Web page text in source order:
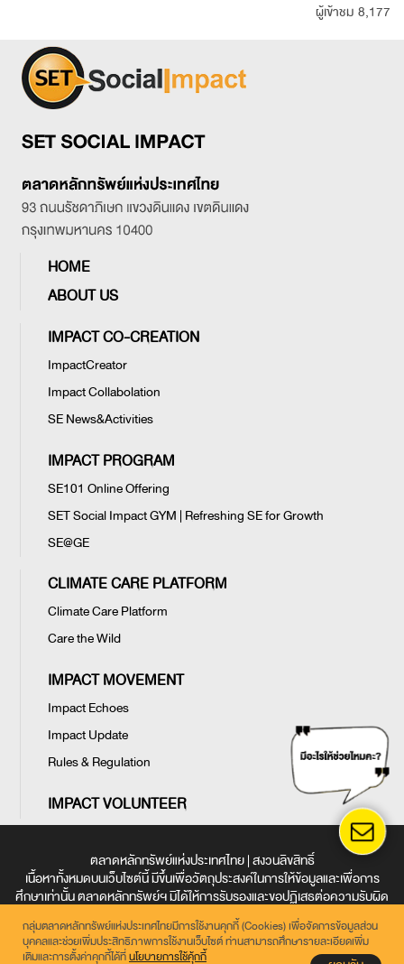
กลุ่มตลาดหลักทรัพย์แห่งประเทศไทยมีการใช้งานคุกกี้ (Cookies) เพื่อจัดการข้อมูลส่วน
บุคคลและช่วยเพิ่มประสิทธิภาพการใช้งานเว็บไซต์ ท่านสามารถศึกษารายละเอียดเพิ่ม
เติมและการตั้งค่าคุกกี้ได้ที่นโยบายการใช้คุ้กกี้
ผู้เข้าชม 8,177
HOME
ABOUT US
IMPACT CO-CREATION
ImpactCreator
Impact Collabolation
SE News&Activities
IMPACT PROGRAM
SE101 Online Offering
SET Social Impact GYM | Refreshing SE for Growth
SE@GE
CLIMATE CARE PLATFORM
Climate Care Platform
Care the Wild
IMPACT MOVEMENT
Impact Echoes
Impact Update
Rules & Regulation
IMPACT VOLUNTEER
ตลาดหลักทรัพย์แห่งประเทศไทย | สงวนลิขสิทธิ์
เนื้อหาทั้งหมดบนเว็บไซต์นี้ มีขึ้นเพื่อวัตถุประสงค์ในการให้ข้อมูลและเพื่อการ
ศึกษาเท่านั้น ตลาดหลักทรัพย์ฯ มิได้ให้การรับรองและขอปฏิเสธต่อความรับผิด
ใด ๆ ในเว็บไซต์นี้
ข้อตกลงและเงื่อนไขการใช้งานเว็บไซต์|การคุ้มครองข้อมูลส่วนบุคคล|นโยบาย
การใช้คุกกี้